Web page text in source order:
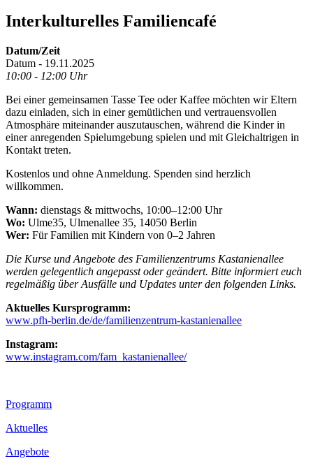
Interkulturelles Familiencafé
Datum/Zeit
Datum - 19.11.2025
10:00 - 12:00 Uhr
Bei einer gemeinsamen Tasse Tee oder Kaffee möchten wir Eltern
dazu einladen, sich in einer gemütlichen und vertrauensvollen
Atmosphäre miteinander auszutauschen, während die Kinder in
einer anregenden Spielumgebung spielen und mit Gleichaltrigen in
Kontakt treten.
Kostenlos und ohne Anmeldung. Spenden sind herzlich
willkommen.
Wann: dienstags & mittwochs, 10:00–12:00 Uhr
Wo: Ulme35, Ulmenallee 35, 14050 Berlin
Wer: Für Familien mit Kindern von 0–2 Jahren
Die Kurse und Angebote des Familienzentrums Kastanienallee
werden gelegentlich angepasst oder geändert. Bitte informiert euch
regelmäßig über Ausfälle und Updates unter den folgenden Links.
Aktuelles Kursprogramm:
www.pfh-berlin.de/de/familienzentrum-kastanienallee
Instagram:
www.instagram.com/fam_kastanienallee/
Footer
Inhalt
Programm
Aktuelles
Angebote